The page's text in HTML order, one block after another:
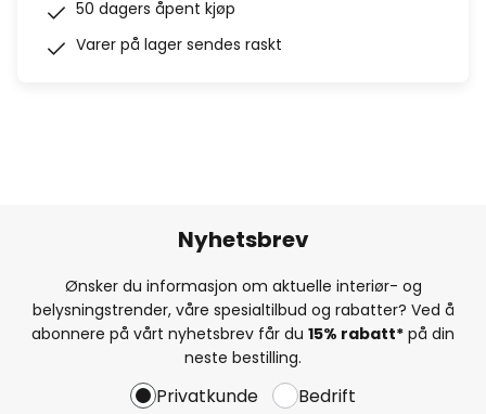
50 dagers åpent kjøp
Varer på lager sendes raskt
Nyhetsbrev
Ønsker du informasjon om aktuelle interiør- og
belysningstrender, våre spesialtilbud og rabatter? Ved å
abonnere på vårt nyhetsbrev får du 15% rabatt* på din
neste bestilling.
Privatkunde Bedrift